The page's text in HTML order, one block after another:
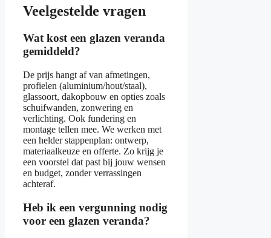
Veelgestelde vragen
Wat kost een glazen veranda
gemiddeld?
De prijs hangt af van afmetingen,
profielen (aluminium/hout/staal),
glassoort, dakopbouw en opties zoals
schuifwanden, zonwering en
verlichting. Ook fundering en
montage tellen mee. We werken met
een helder stappenplan: ontwerp,
materiaalkeuze en offerte. Zo krijg je
een voorstel dat past bij jouw wensen
en budget, zonder verrassingen
achteraf.
Heb ik een vergunning nodig
voor een glazen veranda?